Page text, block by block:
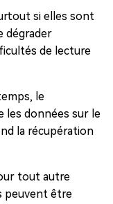
si elles sont
dégrader
de lecture
le
les données sur le
la récupération
tout autre
peuvent être